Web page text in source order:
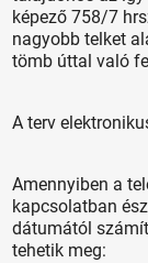
képező 758/7
nagyobb telket
tömb úttal való
A terv
Amennyiben a
kapcsolatban
dátumától
tehetik meg: